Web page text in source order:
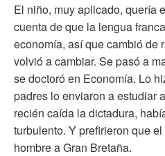
El niño, muy aplicado, quería
cuenta de que la lengua
economía, así que cambió de
volvió a cambiar. Se pasó a
se doctoró en Economía. Lo
padres lo enviaron a estudiar
recién caída la dictadura,
turbulento. Y prefirieron que
hombre a Gran Bretaña.